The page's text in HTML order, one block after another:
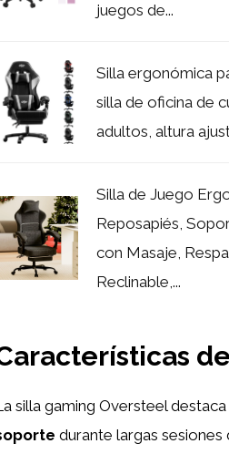
juegos de...
Silla ergonómica
silla de oficina de
adultos, altura
Silla de Juego
Reposapiés,
con Masaje,
Reclinable,...
silla gaming Oversteel
durante largas